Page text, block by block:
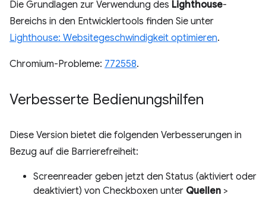
Die Grundlagen zur Verwendung des Lighthouse-
Bereichs in den Entwicklertools finden Sie unter
Lighthouse: Websitegeschwindigkeit optimieren.
Chromium-Probleme: 772558.
Verbesserte Bedienungshilfen
Diese Version bietet die folgenden Verbesserungen in
Bezug auf die Barrierefreiheit:
Screenreader geben jetzt den Status (aktiviert oder
deaktiviert) von Checkboxen unter Quellen >